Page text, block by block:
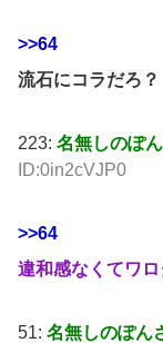
>>64
流石にコラだろ？
223: 名無しのぽ
ID:0in2cVJP0
>>64
違和感なくてワロ
51: 名無しのぽん